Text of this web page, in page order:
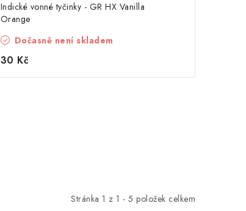
Indické vonné tyčinky - GR HX Vanilla
Orange
Dočasně není skladem
30 Kč
Stránka 1 z 1 - 5 položek celkem